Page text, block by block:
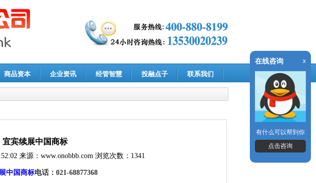
商品资本 企业资讯 经管智慧 投融点子 联系我们
宜宾续展中国商标
来源： www.onobbb.com浏览次数：1341
中国商标电话：021-68877368
在线咨询 x
有什么可以帮到你
点击咨询